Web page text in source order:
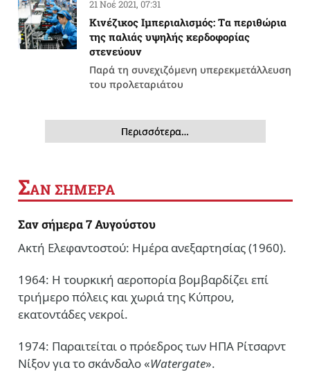
21 Νοέ 2021, 07:31
Κινέζικος Ιμπεριαλισμός: Tα περιθώρια
της παλιάς υψηλής κερδοφορίας
στενεύουν
Παρά τη συνεχιζόμενη υπερεκμετάλλευση
του προλεταριάτου
Περισσότερα…
ΣΑΝ ΣΗΜΕΡΑ
Σαν σήμερα 7 Αυγούστου
Ακτή Ελεφαντοστού: Ημέρα ανεξαρτησίας (1960).
1964: Η τουρκική αεροπορία βομβαρδίζει επί
τριήμερο πόλεις και χωριά της Κύπρου,
εκατοντάδες νεκροί.
1974: Παραιτείται ο πρόεδρος των ΗΠΑ Ρίτσαρντ
Νίξον για το σκάνδαλο «Watergate».